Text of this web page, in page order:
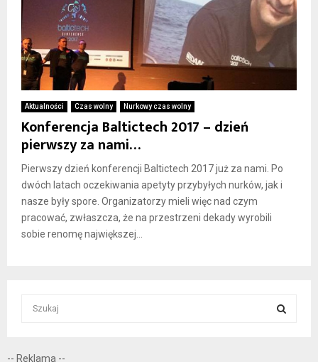
Aktualności Czas wolny Nurkowy czas wolny
Konferencja Baltictech 2017 – dzień
pierwszy za nami…
Pierwszy dzień konferencji Baltictech 2017 już za nami. Po
dwóch latach oczekiwania apetyty przybyłych nurków, jak i
nasze były spore. Organizatorzy mieli więc nad czym
pracować, zwłaszcza, że na przestrzeni dekady wyrobili
sobie renomę największej...
-- Reklama --